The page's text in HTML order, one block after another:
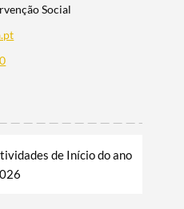
Social
de Início do ano